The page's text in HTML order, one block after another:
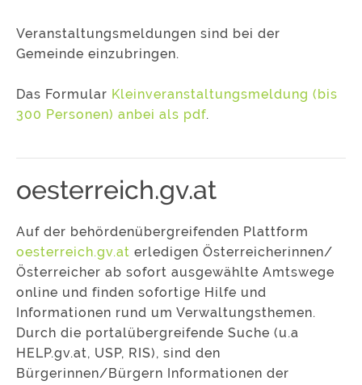
Veranstaltungsmeldungen sind bei der
Gemeinde einzubringen.
Das Formular Kleinveranstaltungsmeldung (bis
300 Personen) anbei als pdf.
oesterreich.gv.at
Auf der behördenübergreifenden Plattform
oesterreich.gv.at erledigen Österreicherinnen/
Österreicher ab sofort ausgewählte Amtswege
online und finden sofortige Hilfe und
Informationen rund um Verwaltungsthemen.
Durch die portalübergreifende Suche (u.a
HELP.gv.at, USP, RIS), sind den
Bürgerinnen/Bürgern Informationen der